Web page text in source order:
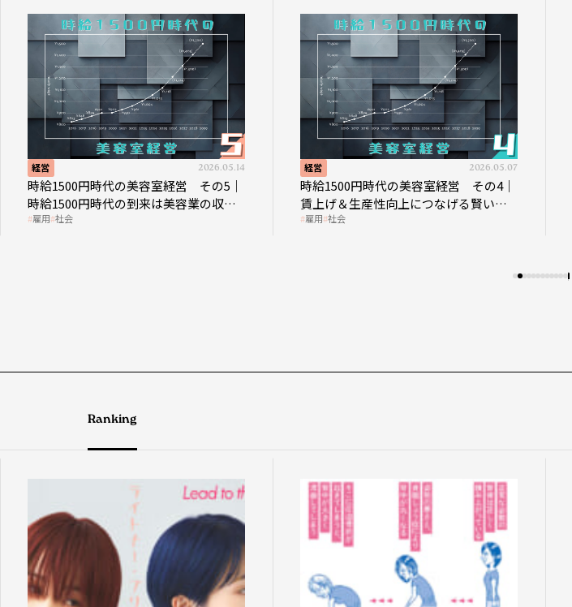
経営 2026.05.14
時給1500円時代の美容室経営 その5｜
時給1500円時代の到来は美容業の収益
構造を見直す契機
雇用 社会
経営 2026.05.07
時給1500円時代の美容室経営 その4｜
賃上げ＆生産性向上につなげる賢い助
成金活用
雇用 社会
Ranking